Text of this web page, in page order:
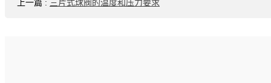
上一篇 : 三片式球阀的温度和压力要求